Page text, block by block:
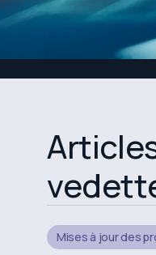
Mises à jour des